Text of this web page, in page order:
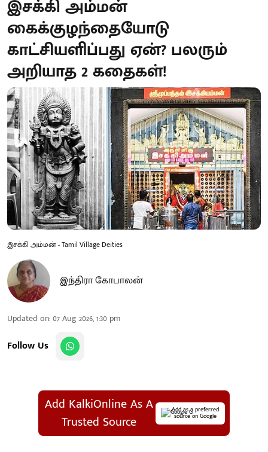
இசக்கி அம்மன்
கைக்குழந்தையோடு
காட்சியளிப்பது ஏன்? பலரும்
அறியாத 2 கதைகள்!
இசக்கி அம்மன் - Tamil Village Deities
இந்திரா கோபாலன்
Updated on:07 Aug 2026, 1:30 pm
Follow Us
Add KalkiOnline As A
Trusted Source
Add as a preferred
source on Google